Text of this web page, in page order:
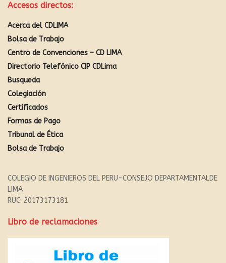
Accesos directos:
Acerca del CDLIMA
Bolsa de Trabajo
Centro de Convenciones – CD LIMA
Directorio Telefónico CIP CDLima
Busqueda
Colegiación
Certificados
Formas de Pago
Tribunal de Ética
Bolsa de Trabajo
COLEGIO DE INGENIEROS DEL PERU-CONSEJO DEPARTAMENTALDE
LIMA
RUC: 20173173181
Libro de reclamaciones